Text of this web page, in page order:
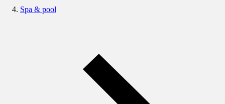
Spa & pool